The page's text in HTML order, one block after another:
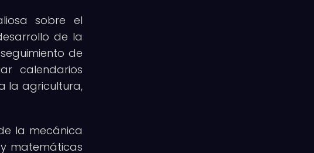
sobre el
de la
de
calendarios
la agricultura,
la mecánica
matemáticas